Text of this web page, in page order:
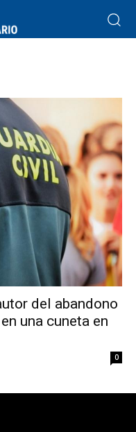
del abandono
una cuneta en
0